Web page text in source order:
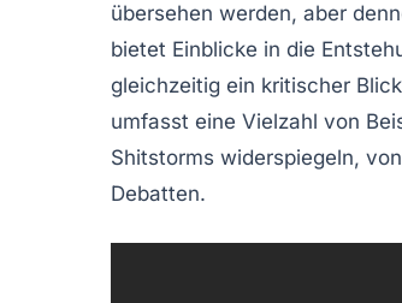
übersehen werden, aber
bietet Einblicke in die
gleichzeitig ein kritischer
umfasst eine Vielzahl von
Shitstorms widerspiegeln,
Debatten.